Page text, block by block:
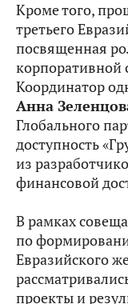
Кроме того,
третьего
посвященная
корпоративной
Координатор
Анна
Глобального
доступность
из
финансовой
В рамках
по
Евразийского
проекты и